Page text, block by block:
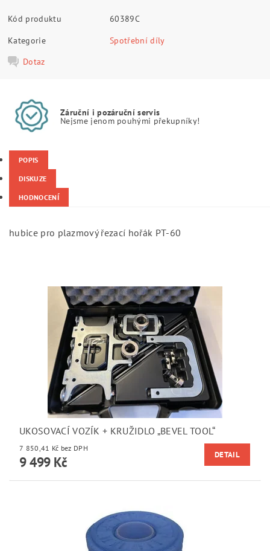
Kód produktu
60389C
Kategorie
Spotřební díly
Dotaz
Záruční i pozáruční servis
Nejsme jenom pouhými překupníky!
POPIS
DISKUZE
HODNOCENÍ
hubice pro plazmový řezací hořák PT-60
UKOSOVACÍ VOZÍK + KRUŽIDLO „BEVEL TOOL“
7 850,41 Kč bez DPH
9 499 Kč DETAIL